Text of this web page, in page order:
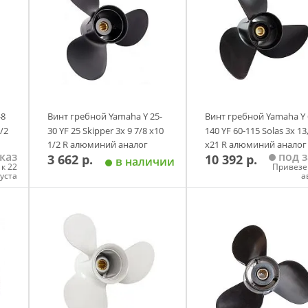
2
22
Винт гребной Yamaha Y 25-
30 YF 25 Skipper 3х 9 7/8 х10
1/2 R алюминий аналог
3 662 р. в наличии
Винт гребной Yamaha Y
140 YF 60-115 Solas 3х
х21 R алюминий аналог
10 392 р. под